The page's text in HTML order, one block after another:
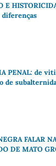
E
PENAL: de
de
FALAR
DE MATO